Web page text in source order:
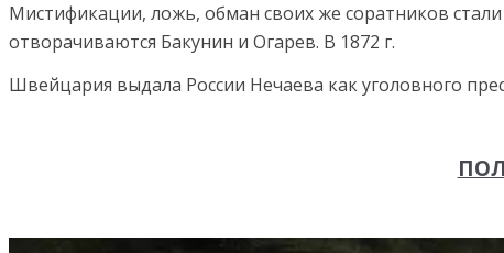
Мистификации, ложь, обман своих же соратников
отворачиваются Бакунин и Огарев. В 1872 г.
Швейцария выдала России Нечаева как уголовного